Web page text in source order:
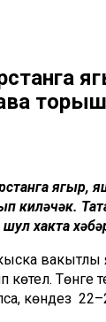
яңгыр,
киләчәк.
хакта
вакытлы
көтелә. Төнге
көндез